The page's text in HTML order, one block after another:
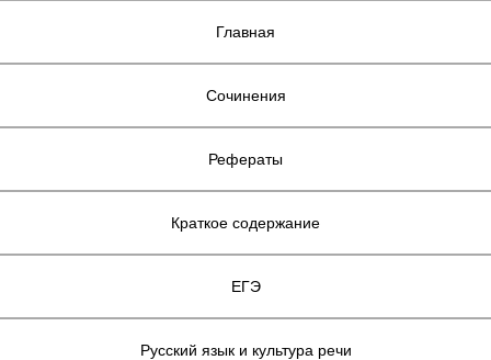
Главная
Сочинения
Рефераты
Краткое содержание
ЕГЭ
Русский язык и культура речи